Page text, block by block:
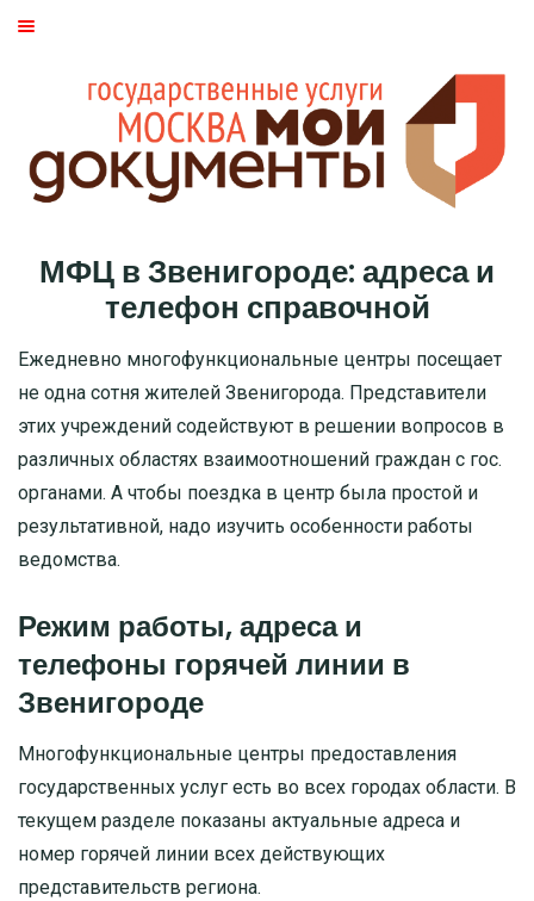
МФЦ в Звенигороде: адреса и
телефон справочной
Ежедневно многофункциональные центры посещает
не одна сотня жителей Звенигорода. Представители
этих учреждений содействуют в решении вопросов в
различных областях взаимоотношений граждан с гос.
органами. А чтобы поездка в центр была простой и
результативной, надо изучить особенности работы
ведомства.
Режим работы, адреса и
телефоны горячей линии в
Звенигороде
Многофункциональные центры предоставления
государственных услуг есть во всех городах области. В
текущем разделе показаны актуальные адреса и
номер горячей линии всех действующих
представительств региона.
СТАТЬИ
БАСМАННЫЙ РАЙОН
МОЖАЙСКИЙ
ЦАО
САО
ДЗЕРЖИНСКИЙ
БАЛАШИХА
ДМИТРОВ
ХИМКИ